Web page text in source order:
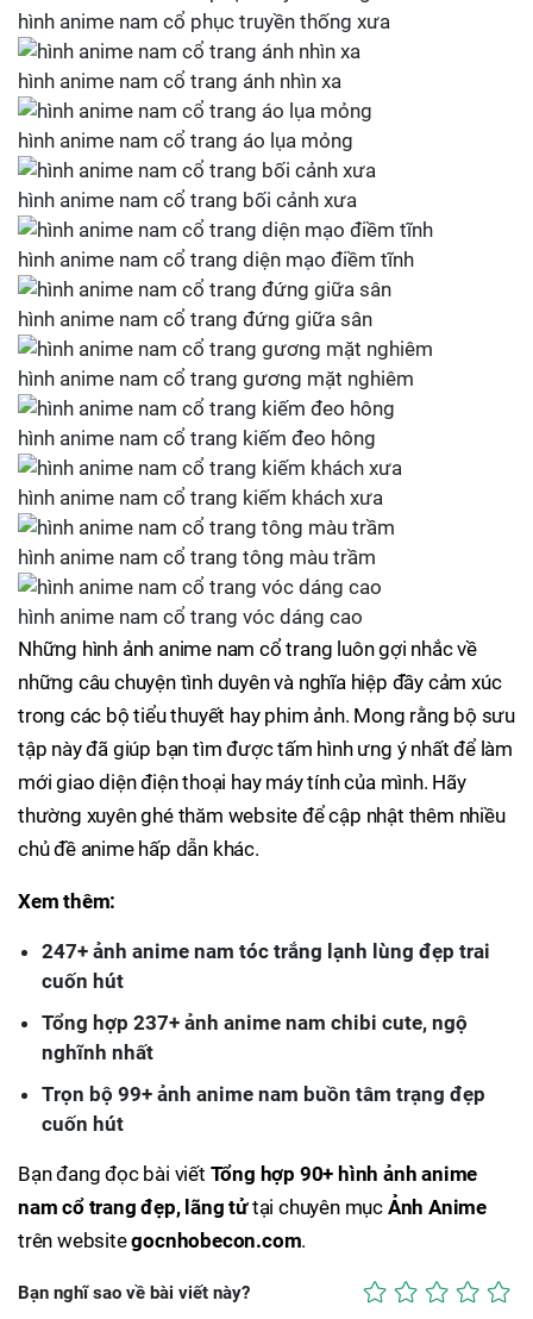
hình anime nam cổ phục truyền thống xưa
hình anime nam cổ trang ánh nhìn xa
hình anime nam cổ trang áo lụa mỏng
hình anime nam cổ trang bối cảnh xưa
hình anime nam cổ trang diện mạo điềm tĩnh
hình anime nam cổ trang đứng giữa sân
hình anime nam cổ trang gương mặt nghiêm
hình anime nam cổ trang kiếm đeo hông
hình anime nam cổ trang kiếm khách xưa
hình anime nam cổ trang tông màu trầm
hình anime nam cổ trang vóc dáng cao
Những hình ảnh anime nam cổ trang luôn gợi nhắc về
những câu chuyện tình duyên và nghĩa hiệp đầy cảm xúc
trong các bộ tiểu thuyết hay phim ảnh. Mong rằng bộ sưu
tập này đã giúp bạn tìm được tấm hình ưng ý nhất để làm
mới giao diện điện thoại hay máy tính của mình. Hãy
thường xuyên ghé thăm website để cập nhật thêm nhiều
chủ đề anime hấp dẫn khác.
Xem thêm:
247+ ảnh anime nam tóc trắng lạnh lùng đẹp trai
cuốn hút
Tổng hợp 237+ ảnh anime nam chibi cute, ngộ
nghĩnh nhất
Trọn bộ 99+ ảnh anime nam buồn tâm trạng đẹp
cuốn hút
Bạn đang đọc bài viết Tổng hợp 90+ hình ảnh anime
nam cổ trang đẹp, lãng tửtại chuyên mục Ảnh Anime
trên websitegocnhobecon.com.
Bạn nghĩ sao về bài viết này?